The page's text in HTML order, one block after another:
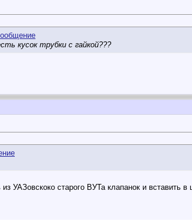
кусок трубки с гайкой???
УАЗовскоко старого ВУТа клапанок и